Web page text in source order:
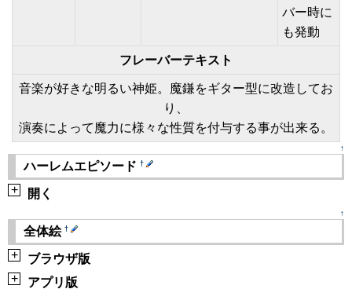
バー時に
も発動
フレーバーテキスト
音楽が好きな明るい神姫。魔鎌をギター型に改造してお
り、
演奏によって魔力に様々な性質を付与する事が出来る。
↑
ハーレムエピソード †
+ 開く
↑
全体絵 †
+
ブラウザ版
+
アプリ版